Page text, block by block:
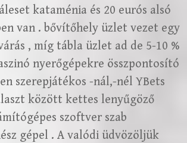
kataménia és 20 eurós alsó
van . bővítőhely üzlet vezet egy
, míg tábla üzlet ad de 5-10 %
nyerőgépekre összpontosító
szerepjátékos -nál,-nél YBets
között kettes lenyűgöző
szoftver szab
gépel . A valódi üdvözöljük